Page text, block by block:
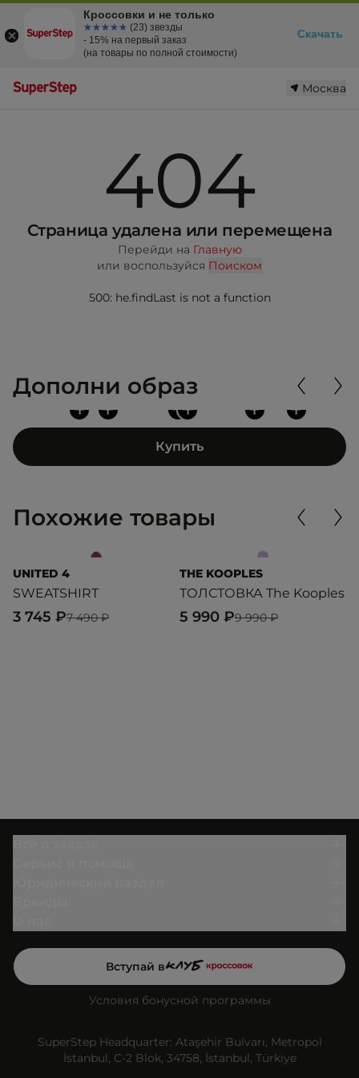
Москва
404
Страница удалена или перемещена
Перейди на Главную
или воспользуйся Поиском
500: he.findLast is not a function
Дополни образ
+
+
+ + +
+
Купить
Похожие товары
UNITED 4
SWEATSHIRT
7 490 ₽
3 745 ₽
THE KOOPLES
ТОЛСТОВКА The Kooples
9 990 ₽
5 990 ₽
Вступай в
Условия бонусной программы
SuperStep Headquarter: Ataşehir Bulvarı, Metropol
İstanbul, C-2 Blok, 34758, İstanbul, Türkiye
Кроссовки и не только
☆☆☆☆☆
★★★★★ (23) звезды
- 15% на первый заказ
(на товары по полной стоимости)
Скачать